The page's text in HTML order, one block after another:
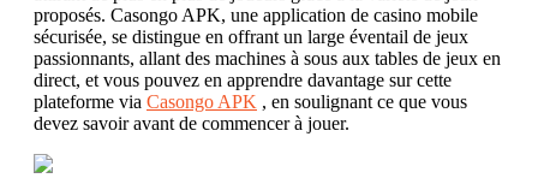
proposés. Casongo APK, une application de casino mobile
sécurisée, se distingue en offrant un large éventail de jeux
passionnants, allant des machines à sous aux tables de jeux en
direct, et vous pouvez en apprendre davantage sur cette
plateforme via Casongo APK , en soulignant ce que vous
devez savoir avant de commencer à jouer.